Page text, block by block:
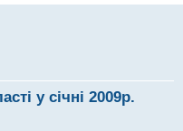
у січні 2009р.